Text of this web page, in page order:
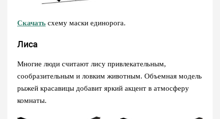
Скачать схему маски единорога.
Лиса
Многие люди считают лису привлекательным,
сообразительным и ловким животным. Объемная модель
рыжей красавицы добавит яркий акцент в атмосферу
комнаты.